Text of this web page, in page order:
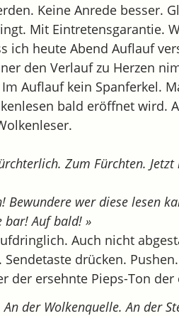
Keine Anrede besser.
Mit Eintretensgarantie.
ich heute Abend Auflauf
den Verlauf zu Herzen
Auflauf kein Spanferkel.
bald eröffnet wird.
Zum Fürchten.
Bewundere wer diese lesen
bar! Auf bald! »
Auch nicht
drücken.
der ersehnte Pieps-Ton
der Wolkenquelle. An der